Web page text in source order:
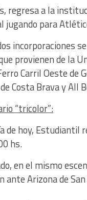
regresa a la
jugando para
incorporaciones
provienen de la
Carril Oeste de
Costa Brava y All
“tricolor”:
de hoy, Estudiantil
hs.
en el mismo
ante Arizona de